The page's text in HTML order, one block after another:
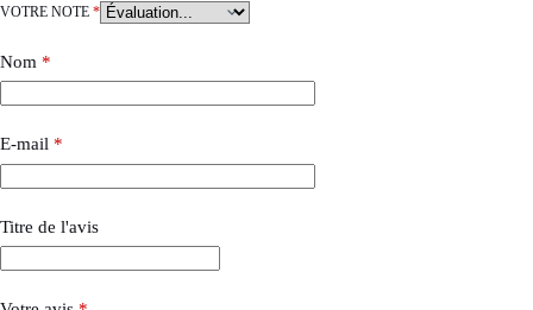
VOTRE NOTE *
Nom *
E-mail *
Titre de l'avis